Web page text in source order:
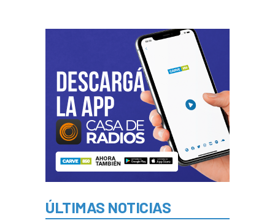
ÚLTIMAS NOTICIAS